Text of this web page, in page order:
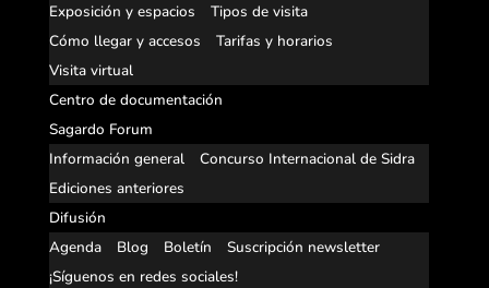
Exposición y espacios
Tipos de visita
Cómo llegar y accesos
Tarifas y horarios
Visita virtual
Centro de documentación
Sagardo Forum
Información general
Concurso Internacional de Sidra
Ediciones anteriores
Difusión
Agenda
Blog Boletín
Suscripción newsletter
¡Síguenos en redes sociales!